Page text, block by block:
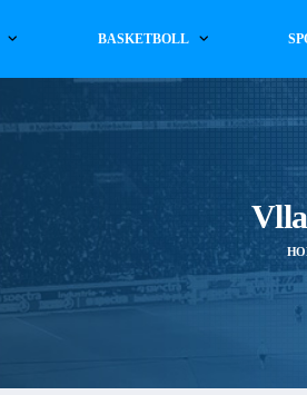
BASKETBOLL